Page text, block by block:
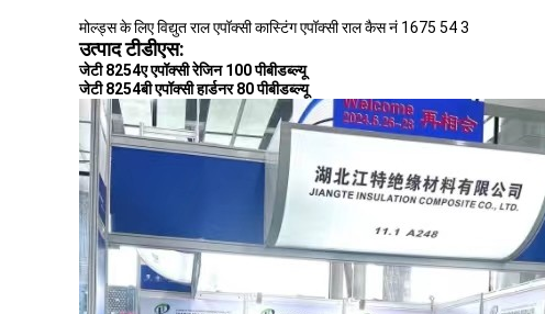
मोल्ड्स के लिए विद्युत राल एपॉक्सी कास्टिंग एपॉक्सी राल कैस नं 1675 54 3
उत्पाद टीडीएस:
जेटी 8254ए एपॉक्सी रेजिन 100 पीबीडब्ल्यू
जेटी 8254बी एपॉक्सी हार्डनर 80 पीबीडब्ल्यू